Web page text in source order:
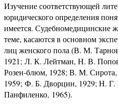
Изучение соответствующей
юридического определения
имеется. Судебномедицинские
теме, касаются в основном
лиц женского пола (В. М.
1921; Л. К. Лейтман, Н. В.
Розен-блюм, 1928; В. М.
1959; Ф. Б. Дворцин, 1929; Н.
Панфиленко, 1965).